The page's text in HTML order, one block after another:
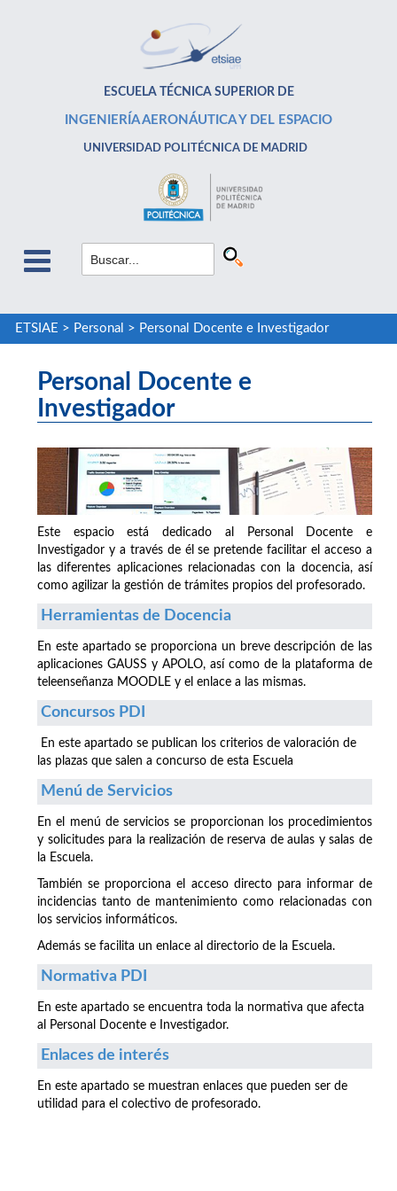
ESCUELA TÉCNICA SUPERIOR DE
INGENIERÍA AERONÁUTICA Y DEL ESPACIO
UNIVERSIDAD POLITÉCNICA DE MADRID
ETSIAE > Personal > Personal Docente e Investigador
Personal Docente e
Investigador
Este espacio está dedicado al Personal Docente e
Investigador y a través de él se pretende facilitar el acceso a
las diferentes aplicaciones relacionadas con la docencia, así
como agilizar la gestión de trámites propios del profesorado.
Herramientas de Docencia
En este apartado se proporciona un breve descripción de las
aplicaciones GAUSS y APOLO, así como de la plataforma de
teleenseñanza MOODLE y el enlace a las mismas.
Concursos PDI
En este apartado se publican los criterios de valoración de
las plazas que salen a concurso de esta Escuela
Menú de Servicios
En el menú de servicios se proporcionan los procedimientos
y solicitudes para la realización de reserva de aulas y salas de
la Escuela.
También se proporciona el acceso directo para informar de
incidencias tanto de mantenimiento como relacionadas con
los servicios informáticos.
Además se facilita un enlace al directorio de la Escuela.
Normativa PDI
En este apartado se encuentra toda la normativa que afecta
al Personal Docente e Investigador.
Enlaces de interés
En este apartado se muestran enlaces que pueden ser de
utilidad para el colectivo de profesorado.